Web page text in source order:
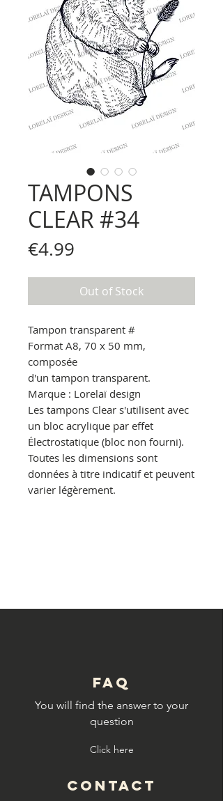
TAMPONS
CLEAR #34
€4.99
Out of Stock
Tampon transparent #
Format A8, 70 x 50 mm,
composée
d'un tampon transparent.
Marque : Lorelaï design
Les tampons Clear s'utilisent avec
un bloc acrylique par effet
Électrostatique (bloc non fourni).
Toutes les dimensions sont
données à titre indicatif et peuvent
varier légèrement.
FAQ
You will find the answer to your
question
Click here
CONTACT